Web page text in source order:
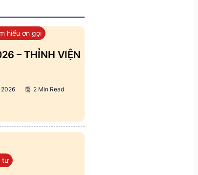
hiểu ơn gọi
– THỈNH VIỆN
2026 2 Min Read
tư